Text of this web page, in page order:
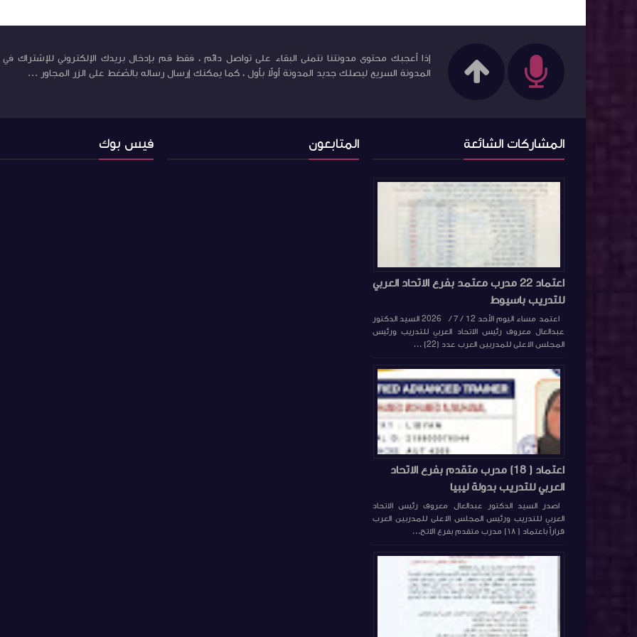
إذا أعجبك محتوى مدونتنا نتمنى البقاء على تواصل دائم ، فقط قم بإدخال بريدك الإلكتروني للإشتراك في
المدونة السريع ليصلك جديد المدونة أولاً بأول ، كما يمكنك إرسال رساله بالضغط على الزر المجاور ...
المشاركات الشائعة
اعتماد 22 مدرب معتمد بفرع الاتحاد العربي
للتدريب باسيوط
اعتمد مساء اليوم الأحد 12 / 7 / 2026 السيد الدكتور
عبدالعال معروف رئيس الاتحاد العربي للتدريب ورئيس
المجلس الاعلى للمدربين العرب عدد (22) ...
اعتماد ( 18) مدرب متقدم بفرع الاتحاد
العربي للتدريب بدولة ليبيا
اصدر السيد الدكتور عبدالعال معروف رئيس الاتحاد
العربي للتدريب ورئيس المجلس الاعلى للمدربين العرب
قراراً باعتماد ( ١٨) مدرب متقدم بفرع الاتح...
المتابعون فيس بوك